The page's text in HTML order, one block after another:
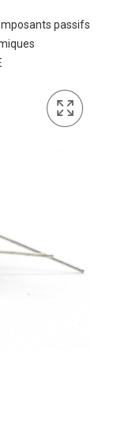
passifs